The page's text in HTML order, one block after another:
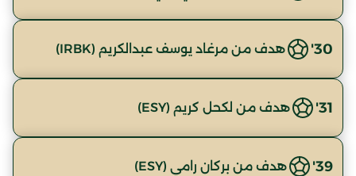
30' هدف من مرغاد يوسف عبدالكريم (IRBK)
31' هدف من لكحل كريم (ESY)
39' هدف من بركان رامي (ESY)